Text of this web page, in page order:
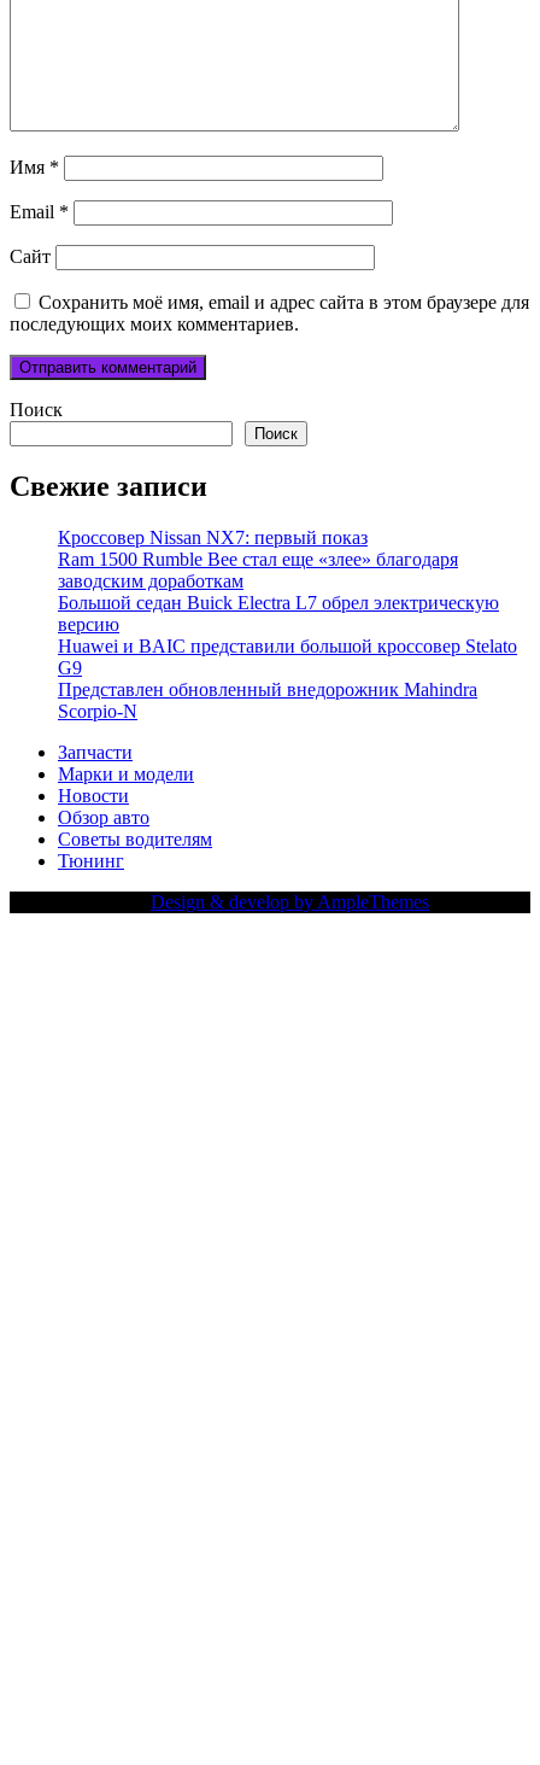
Имя *
Email *
Сайт
Сохранить моё имя, email и адрес сайта в этом браузере для
последующих моих комментариев.
Поиск
Поиск
Свежие записи
Кроссовер Nissan NX7: первый показ
Ram 1500 Rumble Bee стал еще «злее» благодаря
заводским доработкам
Большой седан Buick Electra L7 обрел электрическую
версию
Huawei и BAIC представили большой кроссовер Stelato
G9
Представлен обновленный внедорожник Mahindra
Scorpio-N
Запчасти
Марки и модели
Новости
Обзор авто
Советы водителям
Тюнинг
Design & develop by AmpleThemes